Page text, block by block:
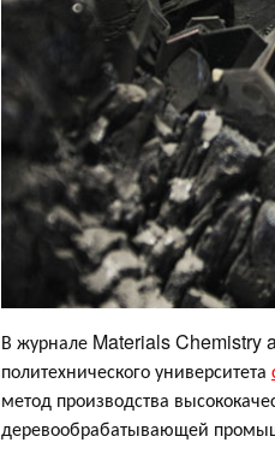
В журнале Materials Chemistry
политехнического университета
метод производства
деревообрабатывающей